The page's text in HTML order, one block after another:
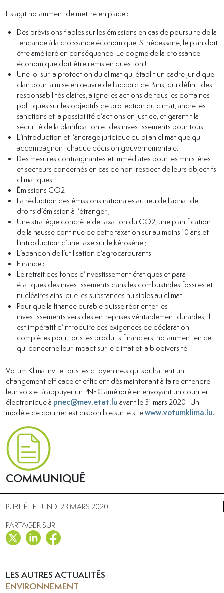
Il s’agit notamment de mettre en place :
Des prévisions fiables sur les émissions en cas de poursuite de la
tendance à la croissance économique. Si nécessaire, le plan doit
être amélioré en conséquence. Le dogme de la croissance
économique doit être remis en question !
Une loi sur la protection du climat qui établit un cadre juridique
clair pour la mise en œuvre de l’accord de Paris, qui définit des
responsabilités claires, aligne les actions de tous les domaines
politiques sur les objectifs de protection du climat, ancre les
sanctions et la possibilité d’actions en justice, et garantit la
sécurité de la planification et des investissements pour tous.
L’introduction et l’ancrage juridique du bilan climatique qui
accompagnent chaque décision gouvernementale.
Des mesures contraignantes et immédiates pour les ministères
et secteurs concernés en cas de non-respect de leurs objectifs
climatiques.
Émissions CO2 :
La réduction des émissions nationales au lieu de l’achat de
droits d’émission à l’étranger ;
Une stratégie concrète de taxation du CO2, une planification
de la hausse continue de cette taxation sur au moins 10 ans et
l’introduction d’une taxe sur le kérosène ;
L’abandon de l’utilisation d’agrocarburants.
Finance :
Le retrait des fonds d’investissement étatiques et para-
étatiques des investissements dans les combustibles fossiles et
nucléaires ainsi que les substances nuisibles au climat.
Pour que la finance durable puisse réorienter les
investissements vers des entreprises véritablement durables, il
est impératif d’introduire des exigences de déclaration
complètes pour tous les produits financiers, notamment en ce
qui concerne leur impact sur le climat et la biodiversité
Votum Klima invite tous les citoyen.ne.s qui souhaitent un
changement efficace et efficient dès maintenant à faire entendre
leur voix et à appuyer un PNEC amélioré en envoyant un courrier
électronique à pnec@mev.etat.lu avant le 31 mars 2020 . Un
modèle de courrier est disponible sur le sitewww.votumklima.lu.
COMMUNIQUÉ
PUBLIÉ LE LUNDI 23 MARS 2020
PARTAGER SUR
LES AUTRES ACTUALITÉS
ENVIRONNEMENT